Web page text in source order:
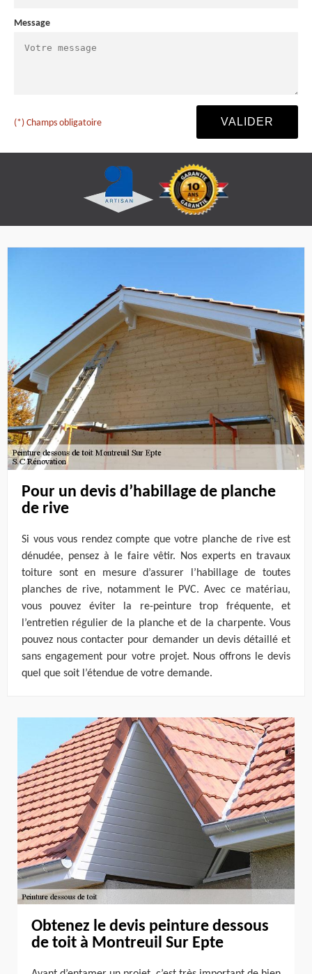
Message
(*) Champs obligatoire
Pour un devis d’habillage de planche
de rive
Si vous vous rendez compte que votre planche de rive est
dénudée, pensez à le faire vêtir. Nos experts en travaux
toiture sont en mesure d’assurer l’habillage de toutes
planches de rive, notamment le PVC. Avec ce matériau,
vous pouvez éviter la re-peinture trop fréquente, et
l’entretien régulier de la planche et de la charpente. Vous
pouvez nous contacter pour demander un devis détaillé et
sans engagement pour votre projet. Nous offrons le devis
quel que soit l’étendue de votre demande.
Obtenez le devis peinture dessous
de toit à Montreuil Sur Epte